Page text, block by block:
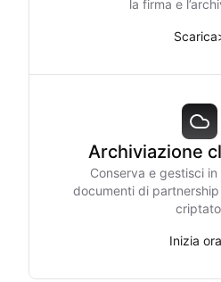
la firma e
Scarica
Archiviazione
Conserva e gestisci
documenti di
Inizia ora